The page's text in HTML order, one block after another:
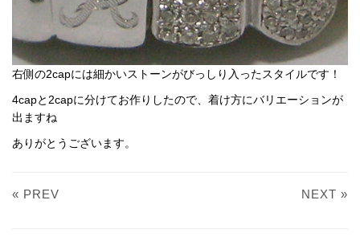
右側の2capには細かいストーンがびっしり入ったスタイルです！
4capと2capに分けてお作りしたので、着け方にバリエーションが
出ますね
ありがとうございます。
« PREV NEXT »